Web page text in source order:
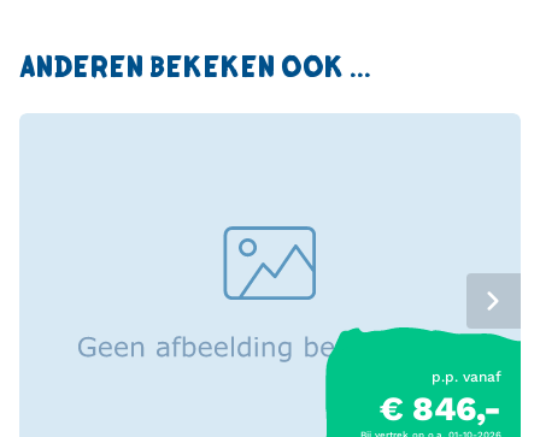
ANDEREN BEKEKEN OOK ...
Bij vertrek op o.a. 01-10-2026
p.p. vanaf
€ 846,-